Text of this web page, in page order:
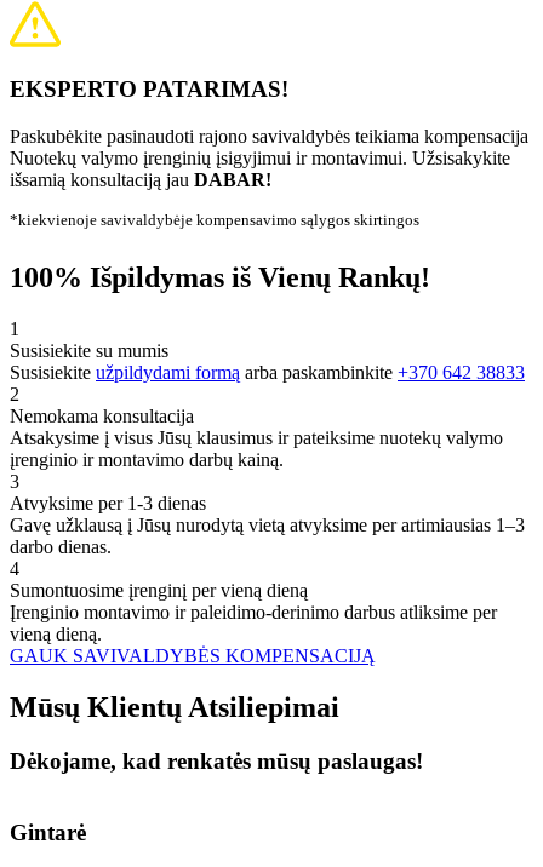
EKSPERTO PATARIMAS!
Paskubėkite pasinaudoti rajono savivaldybės teikiama kompensacija
Nuotekų valymo įrenginių įsigyjimui ir montavimui. Užsisakykite
išsamią konsultaciją jau DABAR!
*kiekvienoje savivaldybėje kompensavimo sąlygos skirtingos
100% Išpildymas iš Vienų Rankų!
1
Susisiekite su mumis
Susisiekite užpildydami formą arba paskambinkite +370 642 38833
2
Nemokama konsultacija
Atsakysime į visus Jūsų klausimus ir pateiksime nuotekų valymo
įrenginio ir montavimo darbų kainą.
3
Atvyksime per 1-3 dienas
Gavę užklausą į Jūsų nurodytą vietą atvyksime per artimiausias 1–3
darbo dienas.
4
Sumontuosime įrenginį per vieną dieną
Įrenginio montavimo ir paleidimo-derinimo darbus atliksime per
vieną dieną.
GAUK SAVIVALDYBĖS KOMPENSACIJĄ
Mūsų Klientų Atsiliepimai
Dėkojame, kad renkatės mūsų paslaugas!
Gintarė